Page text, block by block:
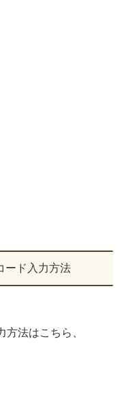
ード入力方法
法はこちら、